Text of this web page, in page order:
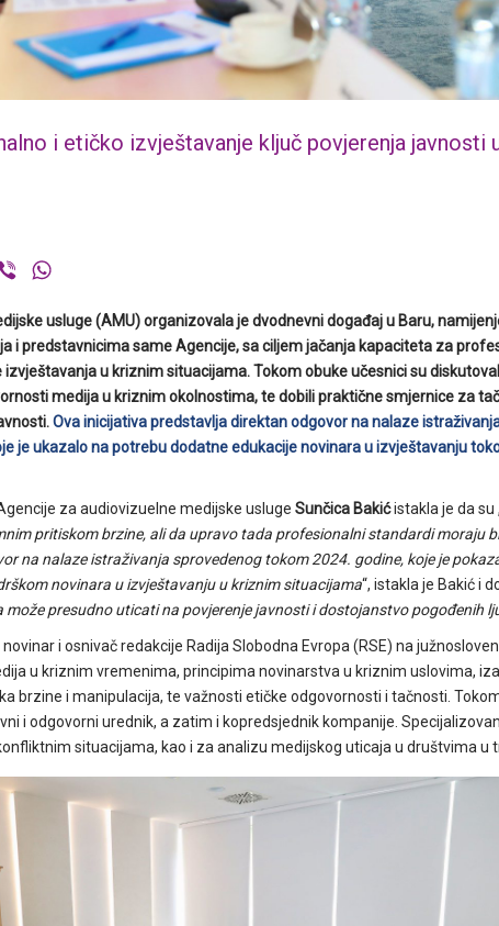
i etičko izvještavanje ključ povjerenja javnosti
Viber
usluge (AMU) organizovala je dvodnevni događaj u Baru,
i predstavnicima same Agencije, sa ciljem jačanja kapaciteta za
u kriznim situacijama. Tokom obuke učesnici su
medija u kriznim okolnostima, te dobili praktične smjernice za
Ova inicijativa predstavlja direktan odgovor na nalaze
je ukazalo na potrebu dodatne edukacije novinara u izvještavanju
za audiovizuelne medijske usluge Sunčica Bakićistakla je da su
pritiskom brzine, ali da upravo tada profesionalni standardi moraju
na nalaze istraživanja sprovedenog tokom 2024. godine, koje je
novinara u izvještavanju u kriznim situacijama“, istakla je Bakić i
može presudno uticati na povjerenje javnosti i dostojanstvo pogođenih
novinar i osnivač redakcije Radija Slobodna Evropa (RSE) na
u kriznim vremenima, principima novinarstva u kriznim uslovima,
brzine i manipulacija, te važnosti etičke odgovornosti i tačnosti.
i odgovorni urednik, a zatim i kopredsjednik kompanije.
situacijama, kao i za analizu medijskog uticaja u društvima u